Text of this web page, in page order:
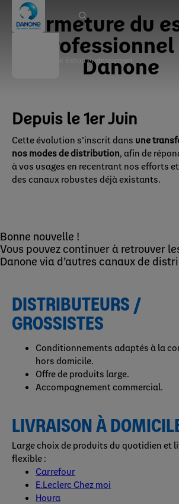
Fermeture Eshop Professionnel
Fermeture du
Danone
Depuis le 1er Juin
Cette évolution s’inscrit dans une
nos modes de distribution, afin de
à vos usages en recentrant nos efforts
des canaux robustes déjà existants.
Bonne nouvelle !
Vous pouvez continuer à retrouver
Danone via d’autres canaux de
DISTRIBUTEURS /
GROSSISTES
Conditionnements adaptés à la
hors domicile.
Offre de produits large.
Accompagnement commercial.
LIVRAISON À
Large choix de produits du quotidien et
flexible :
Carrefour
E.Leclerc Chez moi
Houra